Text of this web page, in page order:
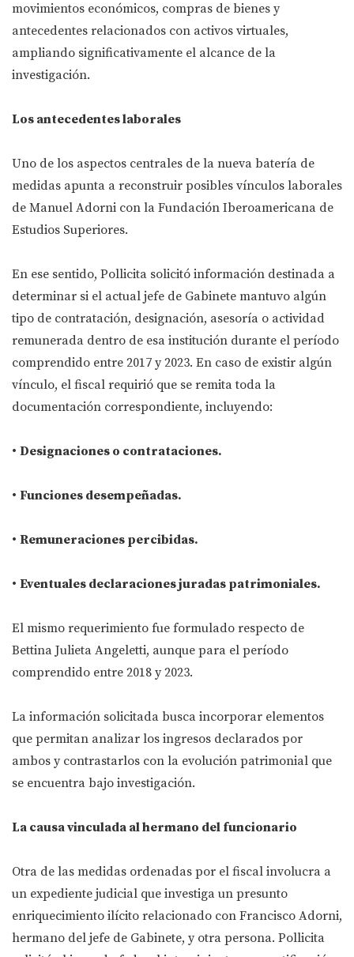
movimientos económicos, compras de bienes y
antecedentes relacionados con activos virtuales,
ampliando significativamente el alcance de la
investigación.
Los antecedentes laborales
Uno de los aspectos centrales de la nueva batería de
medidas apunta a reconstruir posibles vínculos laborales
de Manuel Adorni con la Fundación Iberoamericana de
Estudios Superiores.
En ese sentido, Pollicita solicitó información destinada a
determinar si el actual jefe de Gabinete mantuvo algún
tipo de contratación, designación, asesoría o actividad
remunerada dentro de esa institución durante el período
comprendido entre 2017 y 2023. En caso de existir algún
vínculo, el fiscal requirió que se remita toda la
documentación correspondiente, incluyendo:
• Designaciones o contrataciones.
• Funciones desempeñadas.
• Remuneraciones percibidas.
• Eventuales declaraciones juradas patrimoniales.
El mismo requerimiento fue formulado respecto de
Bettina Julieta Angeletti, aunque para el período
comprendido entre 2018 y 2023.
La información solicitada busca incorporar elementos
que permitan analizar los ingresos declarados por
ambos y contrastarlos con la evolución patrimonial que
se encuentra bajo investigación.
La causa vinculada al hermano del funcionario
Otra de las medidas ordenadas por el fiscal involucra a
un expediente judicial que investiga un presunto
enriquecimiento ilícito relacionado con Francisco Adorni,
hermano del jefe de Gabinete, y otra persona. Pollicita